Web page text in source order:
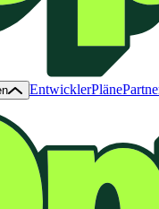
EntwicklerPläne